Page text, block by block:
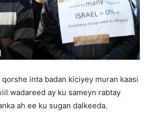
qorshe inta badan kiciyey muran kaasi
wadareed ay ku sameyn rabtay
ah ee ku sugan dalkeeda.